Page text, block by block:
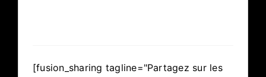
[fusion_sharing tagline="Partagez sur les